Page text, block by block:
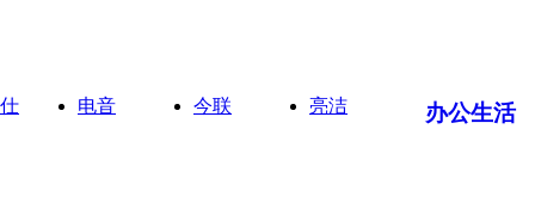
电音 今联
亮洁
办公生活